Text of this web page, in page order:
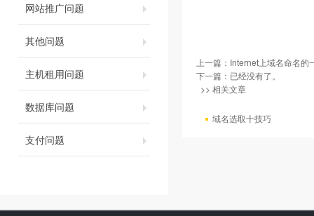
网站推广问题
其他问题
主机租用问题
数据库问题
支付问题
上一篇： Internet上域名命名的
下一篇：已经没有了。
>> 相关文章
域名选取十技巧